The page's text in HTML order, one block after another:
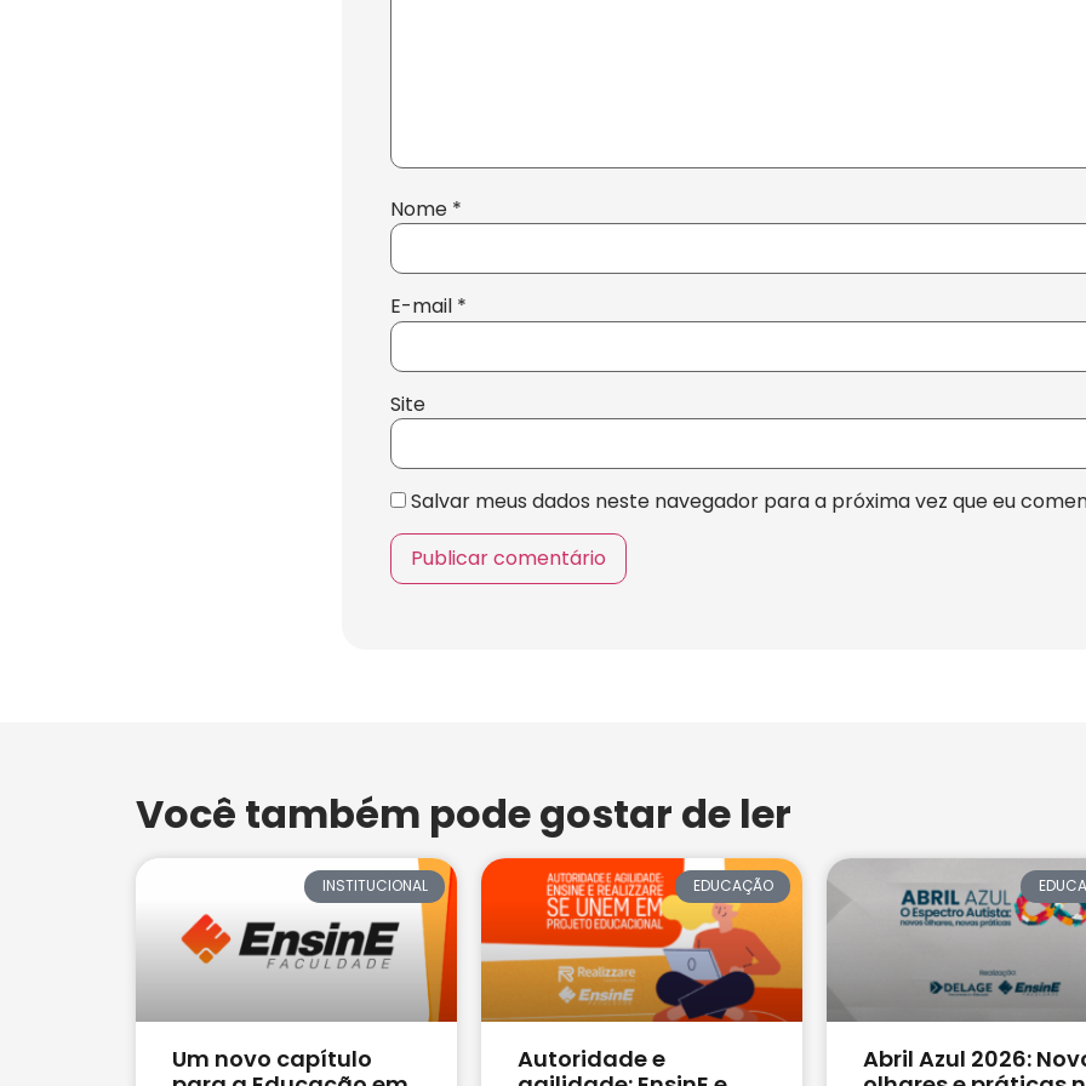
Nome *
E-mail *
Site
Salvar meus dados neste navegador para a próxima vez que eu
Você também pode gostar de ler
INSTITUCIONAL
Um novo capítulo
EDUCAÇÃO
Autoridade e
Abril Azul 2026: